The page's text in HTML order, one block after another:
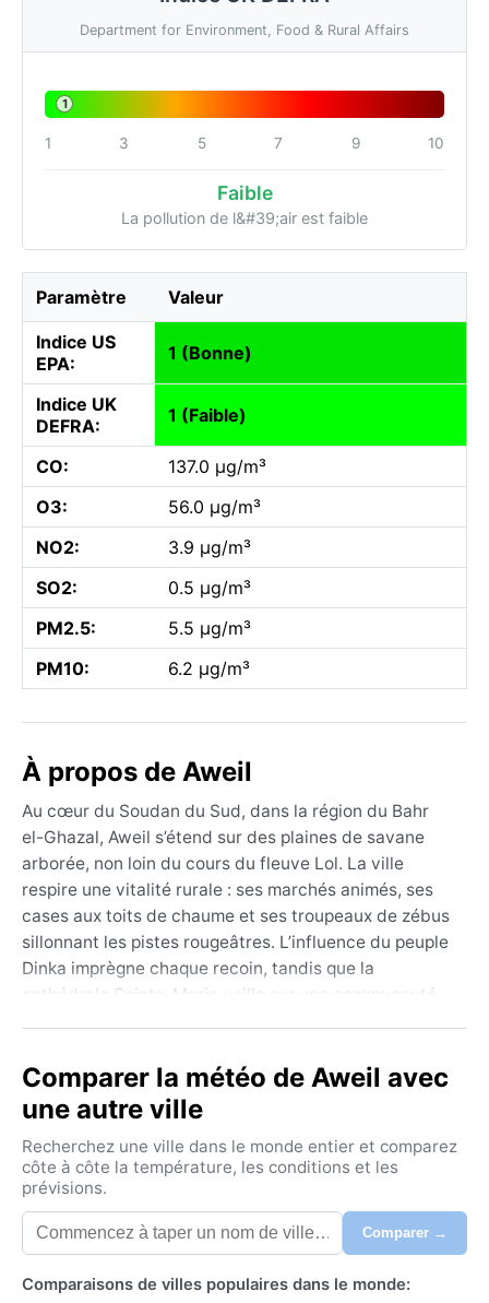
Department for Environment, Food & Rural Affairs
1
1 3 5 7 9 10
Faible
La pollution de l&#39;air est faible
Paramètre Valeur
Indice US
EPA:
1 (Bonne)
Indice UK
DEFRA:
1 (Faible)
CO:
137.0 µg/m³
O3:
56.0 µg/m³
NO2:
3.9 µg/m³
SO2:
0.5 µg/m³
PM2.5:
5.5 µg/m³
PM10:
6.2 µg/m³
À propos de Aweil
Au cœur du Soudan du Sud, dans la région du Bahr
el-Ghazal, Aweil s’étend sur des plaines de savane
arborée, non loin du cours du fleuve Lol. La ville
respire une vitalité rurale : ses marchés animés, ses
cases aux toits de chaume et ses troupeaux de zébus
sillonnant les pistes rougeâtres. L’influence du peuple
Dinka imprègne chaque recoin, tandis que la
cathédrale Sainte-Marie veille sur une communauté
central.
Aweil bénéficie d’un climat tropical de savane (Aw),
marqué par deux saisons bien distinctes. De
novembre à mars règne une saison sèche torride : les
températures grimpent régulièrement au‑dessus de
35 °C, avec des pointes à 42 °C. L’humidité reste
alors modérée. D’avril à octobre, la mousson africaine
diluviennes : les précipitations dépassent 800 mm par
Comparer la météo de Aweil avec
une autre ville
Recherchez une ville dans le monde entier et comparez
côte à côte la température, les conditions et les
prévisions.
Comparer →
Comparaisons de villes populaires dans le monde: